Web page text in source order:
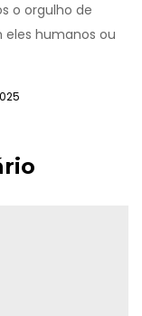
o orgulho de
eles humanos ou